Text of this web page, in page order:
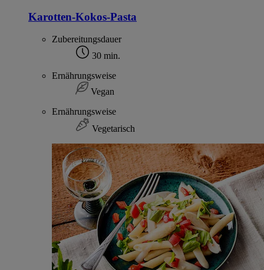
Karotten-Kokos-Pasta
Zubereitungsdauer
30 min.
Ernährungsweise
Vegan
Ernährungsweise
Vegetarisch